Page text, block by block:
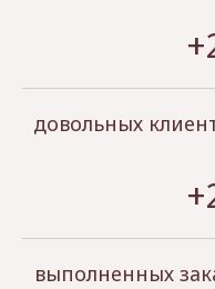
довольных
выполненных